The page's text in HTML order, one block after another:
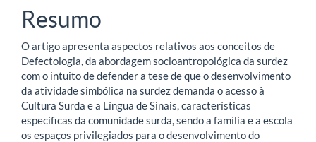
principal
Resumo
O artigo apresenta aspectos relativos aos conceitos de
Defectologia, da abordagem socioantropológica da surdez
com o intuito de defender a tese de que o desenvolvimento
da atividade simbólica na surdez demanda o acesso à
Cultura Surda e a Língua de Sinais, características
específicas da comunidade surda, sendo a família e a escola
os espaços privilegiados para o desenvolvimento do